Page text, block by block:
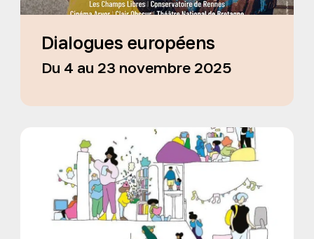
Dialogues européens
Du 4 au 23 novembre 2025